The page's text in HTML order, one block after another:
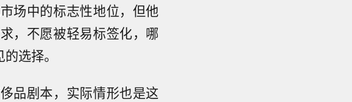
场中的标志性地位，但他
，不愿被轻易标签化，哪
选择。
品剧本，实际情形也是这